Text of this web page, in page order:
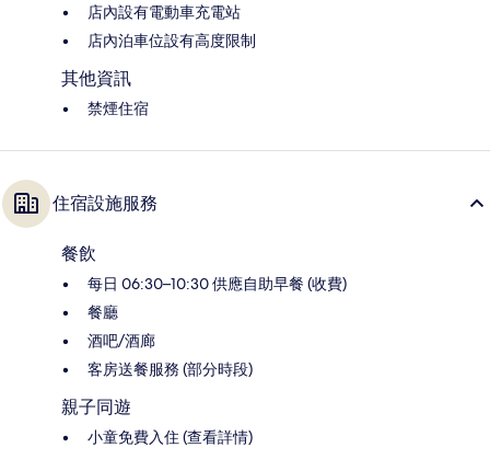
店內設有電動車充電站
店內泊車位設有高度限制
其他資訊
禁煙住宿
住宿設施服務
餐飲
每日 06:30–10:30 供應自助早餐 (收費)
餐廳
酒吧/酒廊
客房送餐服務 (部分時段)
親子同遊
小童免費入住 (查看詳情)